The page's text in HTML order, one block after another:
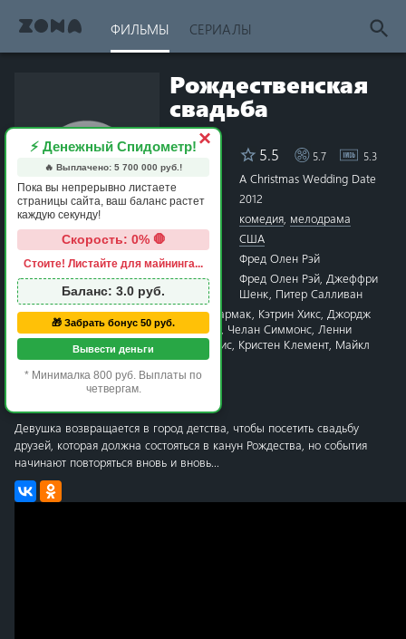
ФИЛЬМЫ СЕРИАЛЫ
10 stars
9 stars
8 stars
7 stars
6 stars
5 stars
4 stars
3 stars
2 stars
1 star
Рождественская
свадьба
Рейтинг 5.5 5.7 5.3
A Christmas Wedding Date
Год
2012
комедия мелодрама
США
Режиссёр
Фред Олен Рэй
Сценарий
Фред Олен Рэй Джеффри
Шенк Питер Салливан
Актёры
Марла Соколофф,Крис Кармак Кэтрин Хикс Джордж
Уэндт,Ванесса Ли Эвиган Челан Симмонс Ленни
Джейкобсон, Дэвид ДеЛуис Кристен Клемент Майкл
Данн
Время
1 час 24 минуты
2 декабря 2012 в мире
Девушка возвращается в город детства, чтобы посетить свадьбу
друзей, которая должна состояться в канун Рождества, но события
начинают повторяться вновь и вновь...
×
⚡ Денежный Спидометр!
🔥 Выплачено: 5 700 000 руб.!
Пока вы непрерывно листаете
страницы сайта, ваш баланс растет
каждую секунду!
Скорость: 0% 🛑
Стоите! Листайте для майнинга...
Баланс: 3.0 руб.
🎁 Забрать бонус 50 руб.
Вывести деньги
* Минималка 800 руб. Выплаты по
четвергам.